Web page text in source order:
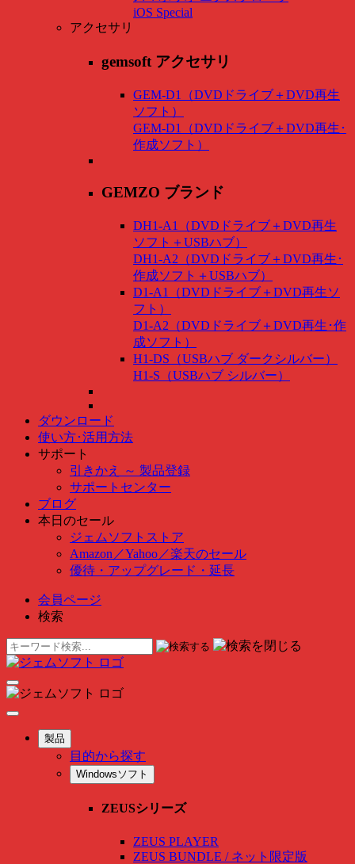
iOS Special
アクセサリ
gemsoft アクセサリ
GEM-D1（DVDドライブ＋DVD再生
ソフト）
GEM-D1（DVDドライブ＋DVD再生･
作成ソフト）
GEMZO ブランド
DH1-A1（DVDドライブ＋DVD再生
ソフト＋USBハブ）
DH1-A2（DVDドライブ＋DVD再生･
作成ソフト＋USBハブ）
D1-A1（DVDドライブ＋DVD再生ソ
フト）
D1-A2（DVDドライブ＋DVD再生･作
成ソフト）
H1-DS（USBハブ ダークシルバー）
H1-S（USBハブ シルバー）
ダウンロード
使い方･活用方法
サポート
引きかえ ～ 製品登録
サポートセンター
ブログ
本日のセール
ジェムソフトストア
Amazon ／Yahoo ／楽天のセール
優待・アップグレード・延長
会員ページ
検索
製品
目的から探す
Windowsソフト
ZEUSシリーズ
ZEUS PLAYER
ZEUS BUNDLE / ネット限定版